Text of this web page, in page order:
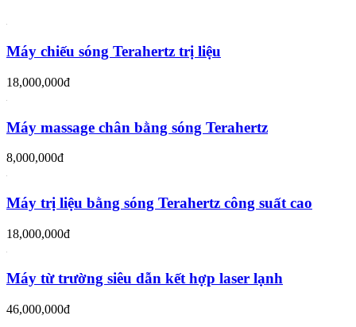
Máy chiếu sóng Terahertz trị liệu
18,000,000đ
Máy massage chân bằng sóng Terahertz
8,000,000đ
Máy trị liệu bằng sóng Terahertz công suất cao
18,000,000đ
Máy từ trường siêu dẫn kết hợp laser lạnh
46,000,000đ